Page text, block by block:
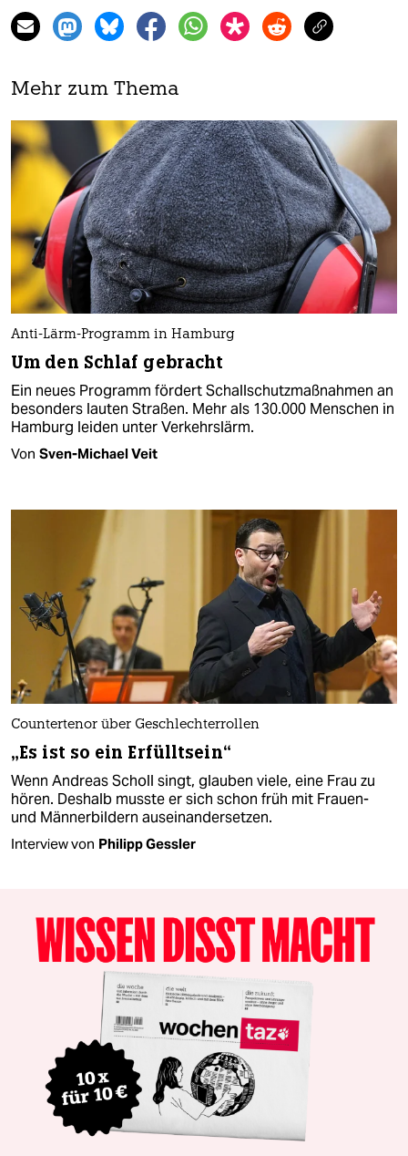
Mehr zum Thema
Anti-Lärm-Programm in Hamburg
Um den Schlaf gebracht
Ein neues Programm fördert Schallschutzmaßnahmen an
besonders lauten Straßen. Mehr als 130.000 Menschen in
Hamburg leiden unter Verkehrslärm.
Von Sven-Michael Veit
Countertenor über Geschlechterrollen
„Es ist so ein Erfülltsein“
Wenn Andreas Scholl singt, glauben viele, eine Frau zu
hören. Deshalb musste er sich schon früh mit Frauen-
und Männerbildern auseinandersetzen.
Interview von Philipp Gessler